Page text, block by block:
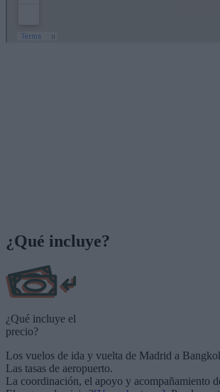
¿Qué incluye?
¿Qué incluye el
precio?
Los vuelos de ida y vuelta de Madrid a
Las tasas de aeropuerto.
La coordinación, el apoyo y acompañamiento